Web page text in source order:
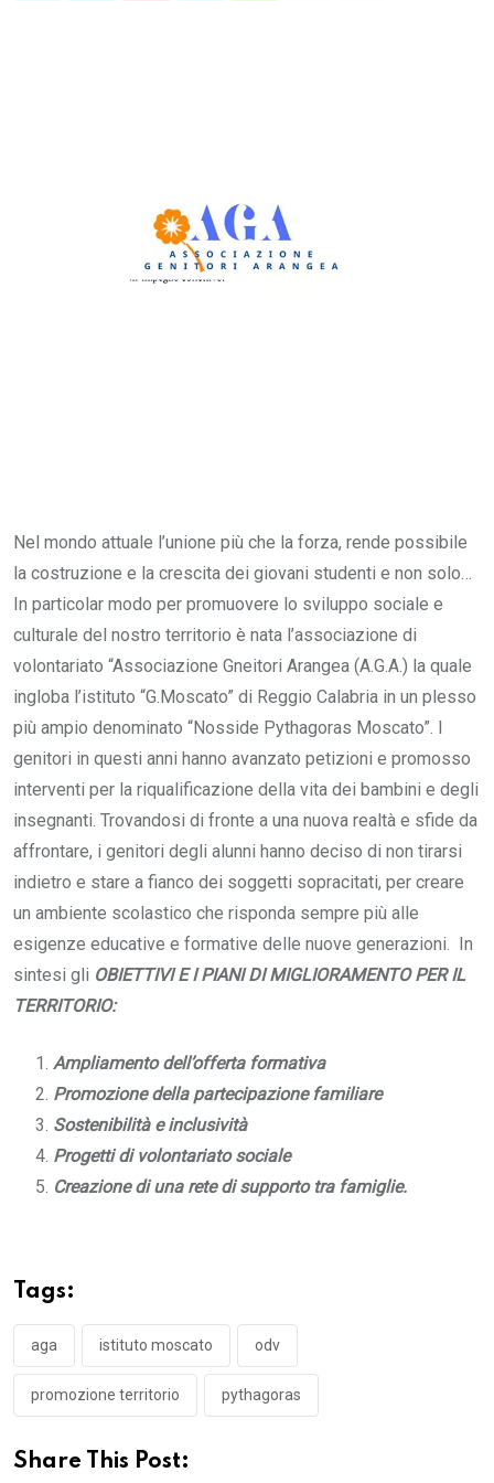
Nel mondo attuale l’unione più che la forza, rende possibile
la costruzione e la crescita dei giovani studenti e non solo…
In particolar modo per promuovere lo sviluppo sociale e
culturale del nostro territorio è nata l’associazione di
volontariato “Associazione Gneitori Arangea (A.G.A.) la quale
ingloba l’istituto “G.Moscato” di Reggio Calabria in un plesso
più ampio denominato “Nosside Pythagoras Moscato”. I
genitori in questi anni hanno avanzato petizioni e promosso
interventi per la riqualificazione della vita dei bambini e degli
insegnanti. Trovandosi di fronte a una nuova realtà e sfide da
affrontare, i genitori degli alunni hanno deciso di non tirarsi
indietro e stare a fianco dei soggetti sopracitati, per creare
un ambiente scolastico che risponda sempre più alle
esigenze educative e formative delle nuove generazioni. In
sintesi gli OBIETTIVI E I PIANI DI MIGLIORAMENTO PER IL
TERRITORIO:
Ampliamento dell’offerta formativa
Promozione della partecipazione familiare
Sostenibilità e inclusività
Progetti di volontariato sociale
Creazione di una rete di supporto tra famiglie.
Tags:
aga istituto moscato odv
promozione territorio pythagoras
Share This Post: